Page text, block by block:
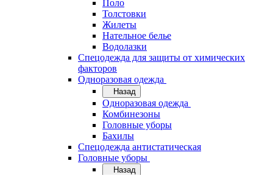
Поло
Толстовки
Жилеты
Нательное белье
Водолазки
Спецодежда для защиты от химических
факторов
Одноразовая одежда
Назад
Одноразовая одежда
Комбинезоны
Головные уборы
Бахилы
Спецодежда антистатическая
Головные уборы
Назад